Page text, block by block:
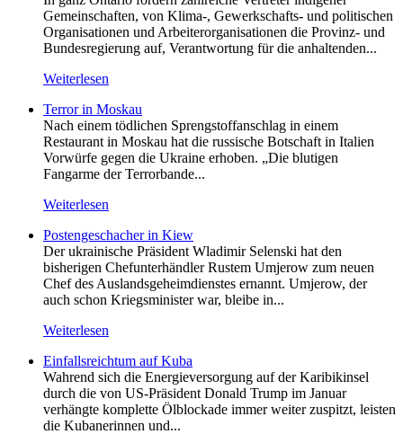
Gemeinschaften, von Klima-, Gewerkschafts- und politischen
Organisationen und Arbeiterorganisationen die Provinz- und
Bundesregierung auf, Verantwortung für die anhaltenden...
Weiterlesen
Terror in Moskau
Nach einem tödlichen Sprengstoffanschlag in einem
Restaurant in Moskau hat die russische Botschaft in Italien
Vorwürfe gegen die Ukraine erhoben. „Die blutigen
Fangarme der Terrorbande...
Weiterlesen
Postengeschacher in Kiew
Der ukrainische Präsident Wladimir Selenski hat den
bisherigen Chefunterhändler Rustem Umjerow zum neuen
Chef des Auslandsgeheimdienstes ernannt. Umjerow, der
auch schon Kriegsminister war, bleibe in...
Weiterlesen
Einfallsreichtum auf Kuba
Wahrend sich die Energieversorgung auf der Karibikinsel
durch die von US-Präsident Donald Trump im Januar
verhängte komplette Ölblockade immer weiter zuspitzt, leisten
die Kubanerinnen und...